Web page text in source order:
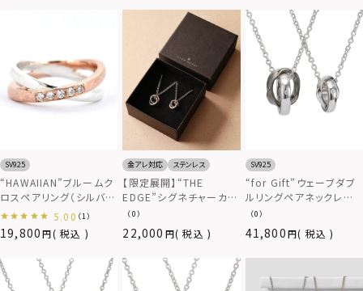
SV925
“HAWAIIAN”ブルームク
ロスペアリング（シルバー
×ピンク）/シルバー925
19,800 税込
5.00 （1）
金アレ対応 ステンレス
【限定展開】“THE
EDGE”シグネチャーカッ
ティングダブルリングペア
ネックレス/スペシャルパ
ッケージ/サージカルステ
ンレス（金属アレルギー
対応）
22,000 税込
（0）
SV925
“for Gift”ウェーブダブ
ルリングペアネックレス/
シルバー925
41,800 税込
（0）